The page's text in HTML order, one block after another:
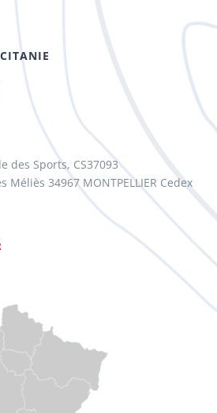
des Sports, CS37093
Méliès 34967 MONTPELLIER Cedex